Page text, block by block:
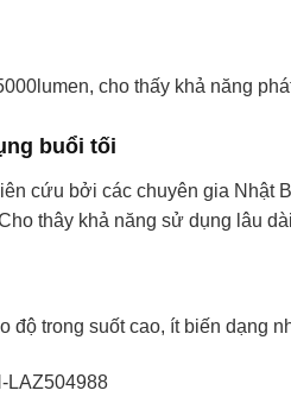
cho thấy khả năng
buổi tối
cứu bởi các chuyên gia Nhật
thây khả năng sử dụng lâu
trong suốt cao, ít biến dạng